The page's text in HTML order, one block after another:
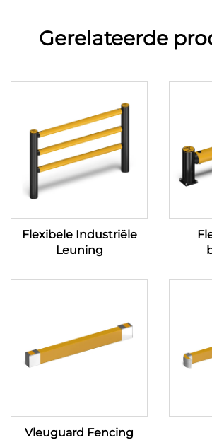
Gerelateerde
Flexibele Industriële
Leuning
Vleuguard Fencing